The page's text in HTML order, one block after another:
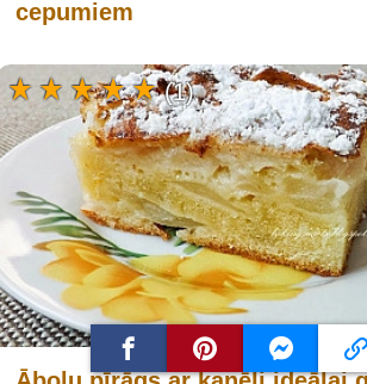
cepumiem
(1)